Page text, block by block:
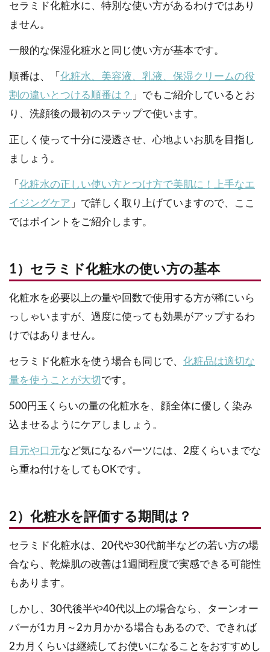
セラミド化粧水に、特別な使い方があるわけではあり
ません。
一般的な保湿化粧水と同じ使い方が基本です。
順番は、「 化粧水、美容液、乳液、保湿クリームの役
割の違いとつける順番は？ 」でもご紹介しているとお
り、洗顔後の最初のステップで使います。
正しく使って十分に浸透させ、心地よいお肌を目指し
ましょう。
「 化粧水の正しい使い方とつけ方で美肌に！上手なエ
イジングケア 」で詳しく取り上げていますので、ここ
ではポイントをご紹介します。
1）セラミド化粧水の使い方の基本
化粧水を必要以上の量や回数で使用する方が稀にいら
っしゃいますが、過度に使っても効果がアップするわ
けではありません。
セラミド化粧水を使う場合も同じで、 化粧品は適切な
量を使うことが大切 です。
500円玉くらいの量の化粧水を、顔全体に優しく染み
込ませるようにケアしましょう。
目元や口元など気になるパーツには、2度くらいまでな
ら重ね付けをしてもOKです。
2）化粧水を評価する期間は？
セラミド化粧水は、20代や30代前半などの若い方の場
合なら、乾燥肌の改善は1週間程度で実感できる可能性
もあります。
しかし、30代後半や40代以上の場合なら、ターンオー
バーが1カ月～2カ月かかる場合もあるので、できれば
2カ月くらいは継続してお使いになることをおすすめし